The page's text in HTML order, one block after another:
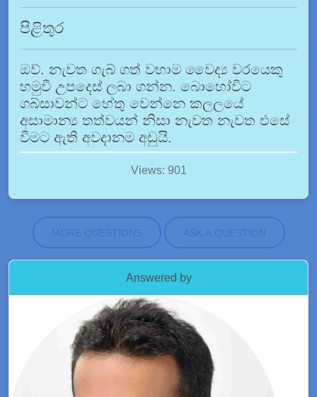
පිළිතුර
ඔව්. නැවත ගැබ් ගත් වහාම වෛද්‍ය වරයෙකු
හමුවී උපදෙස් ලබා ගන්න. බොහෝවිට
ගබ්සාවන්ට හේතු වෙන්නෙ කලලයේ
අසාමාන්‍ය තත්වයන් නිසා නැවත නැවත එසේ
වීමට ඇති අවදානම අඩුයි.
Views: 901
MORE QUESTIONS ASK A QUESTION
Answered by